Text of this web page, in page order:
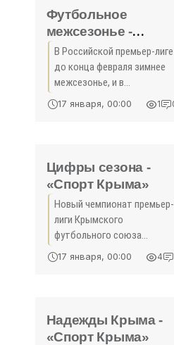
возрастных группах. А в
других
Футбольное
межсезонье -
«Спорт Крыма»
В Российской премьер-лиге
до конца февраля зимнее
межсезонье, и в
руководстве клубов до
старта учебно-
тренерам максимальную
конкретику по
селекционным
17 января, 00:00 1
Цифры сезона -
«Спорт Крыма»
Новый чемпионат премьер-
лиги Крымского
футбольного союза
начнётся только весной и,
пока клубы ещё не
самое время оценить прош­
лый розыгрыш турнира
17 января, 00:00 4
Надежды Крыма -
«Спорт Крыма»